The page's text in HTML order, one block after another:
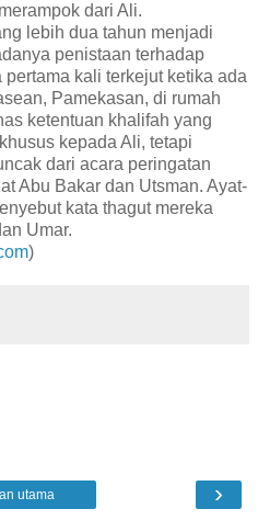
dari Ali.
lebih dua tahun menjadi
penistaan terhadap
kali terkejut ketika ada
Pamekasan, di rumah
ketentuan khalifah yang
kepada Ali, tetapi
dari acara peringatan
Abu Bakar dan Utsman. Ayat-
kata thagut mereka
Umar.
)
›
utama